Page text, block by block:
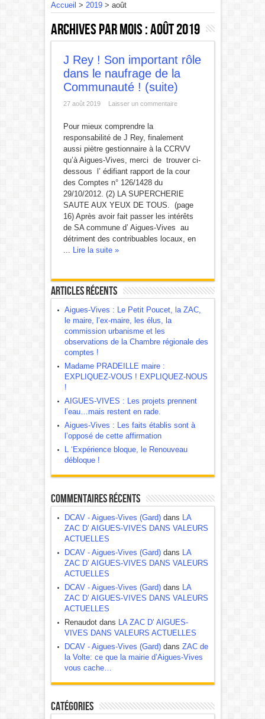
Accueil > 2019> août
Archives par mois :août 2019
J Rey ! Son important rôle
dans le naufrage de la
Communauté ! (suite)
27 août 2019 Laisser un commentaire
Pour mieux comprendre la
responsabilité de J Rey, finalement
aussi piètre gestionnaire à la CCRVV
qu’à Aigues-Vives, merci de trouver ci-
dessous l’ édifiant rapport de la cour
des Comptes n° 126/1428 du
29/10/2012. (2) LA SUPERCHERIE
SAUTE AUX YEUX DE TOUS. (page
16) Après avoir fait passer les intérêts
de SA commune d’ Aigues-Vives au
détriment des contribuables locaux, en
... Lire la suite »
Articles récents
Aigues-Vives : Le Petit Poucet, la ZAC,
le maire, l’ex-maire, les élus, la
commission urbanisme et les
observations de la Chambre régionale des
comptes !
Madame PRADEILLE maire :
EXPLIQUEZ-VOUS ! EXPLIQUEZ-NOUS
!
AIGUES-VIVES : Les projets prennent
l’eau…mais restent en rade.
Aigues-Vives : Les faits établis sont à
l’opposé de cette affirmation
L ‘Expérience bloque, le Renouveau
débloque !
Commentaires récents
DCAV - Aigues-Vives (Gard)dans LA
ZAC D’ AIGUES-VIVES DANS VALEURS
ACTUELLES
DCAV - Aigues-Vives (Gard)dans LA
ZAC D’ AIGUES-VIVES DANS VALEURS
ACTUELLES
DCAV - Aigues-Vives (Gard)dans LA
ZAC D’ AIGUES-VIVES DANS VALEURS
ACTUELLES
Renaudot dans LA ZAC D’ AIGUES-
VIVES DANS VALEURS ACTUELLES
DCAV - Aigues-Vives (Gard)dans ZAC de
la Volte: ce que la mairie d’Aigues-Vives
vous cache…
Catégories